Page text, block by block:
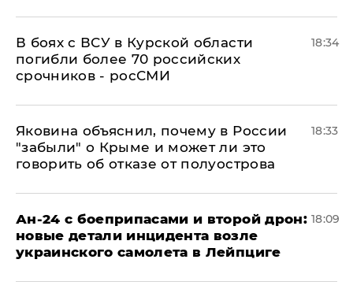
В боях с ВСУ в Курской области
погибли более 70 российских
срочников - росСМИ
18:34
Яковина объяснил, почему в России
"забыли" о Крыме и может ли это
говорить об отказе от полуострова
18:33
Ан-24 с боеприпасами и второй дрон:
новые детали инцидента возле
украинского самолета в Лейпциге
18:09